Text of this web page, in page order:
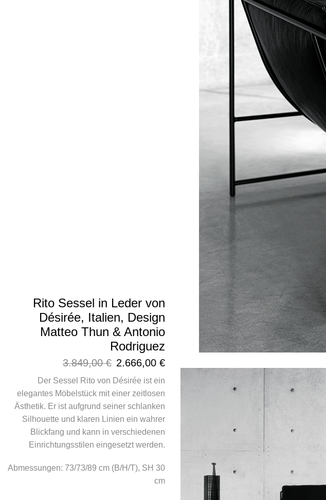
Rito Sessel in Leder von
Désirée, Italien, Design
Matteo Thun & Antonio
Rodriguez
3.849,00€ 2.666,00 €
Der Sessel Rito von Désirée ist ein
elegantes Möbelstück mit einer zeitlosen
Ästhetik. Er ist aufgrund seiner schlanken
Silhouette und klaren Linien ein wahrer
Blickfang und kann in verschiedenen
Einrichtungsstilen eingesetzt werden.
Abmessungen: 73/73/89 cm (B/H/T), SH 30
cm